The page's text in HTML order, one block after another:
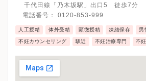
千代田線「乃木坂駅」出口5 徒歩7分
電話番号： 0120-853-999
人工授精 体外受精 顕微授精 凍結保存 男
不妊カウンセリング 駅近 不妊治療専門 不